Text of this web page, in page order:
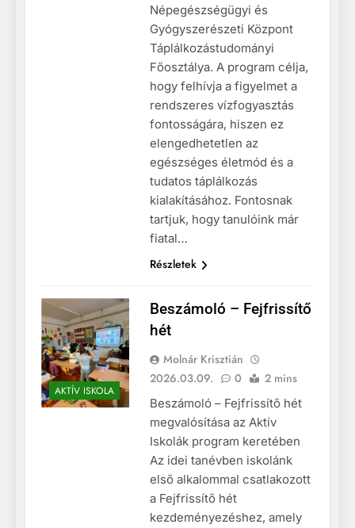
Népegészségügyi és
Gyógyszerészeti Központ
Táplálkozástudományi
Főosztálya. A program célja,
hogy felhívja a figyelmet a
rendszeres vízfogyasztás
fontosságára, hiszen ez
elengedhetetlen az
egészséges életmód és a
tudatos táplálkozás
kialakításához. Fontosnak
tartjuk, hogy tanulóink már
fiatal…
Részletek
AKTÍV ISKOLA
Beszámoló – Fejfrissítő
hét
Molnár Krisztián
2026.03.09.
0 2 mins
Beszámoló – Fejfrissítő hét
megvalósítása az Aktív
Iskolák program keretében
Az idei tanévben iskolánk
első alkalommal csatlakozott
a Fejfrissítő hét
kezdeményezéshez, amely